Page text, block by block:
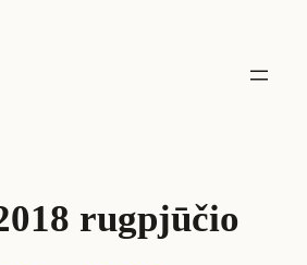
rugpjūčio